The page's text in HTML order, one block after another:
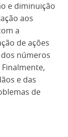
e diminuição
aos
a
de ações
números
e das
de